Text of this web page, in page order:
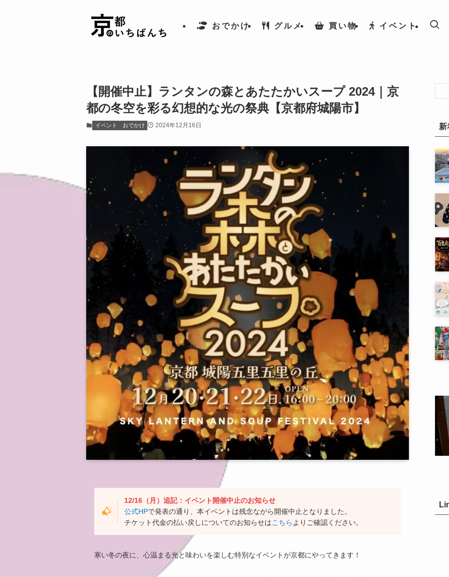
おでかけ グルメ 買い物 イベント
【開催中止】ランタンの森とあたたかいスープ 2024｜京
都の冬空を彩る幻想的な光の祭典【京都府城陽市】
イベント おでかけ 2024年12月16日
12/16（月）追記：イベント開催中止のお知らせ
公式HPで発表の通り、本イベントは残念ながら開催中止となりました。
チケット代金の払い戻しについてのお知らせはこちらよりご確認ください。
寒い冬の夜に、心温まる光と味わいを楽しむ特別なイベントが京都にやってきます！